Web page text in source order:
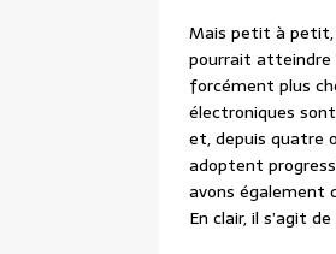
Mais petit à petit,
pourrait atteindre
forcément plus
électroniques
et, depuis quatre
adoptent
avons également
En clair, il s’agit